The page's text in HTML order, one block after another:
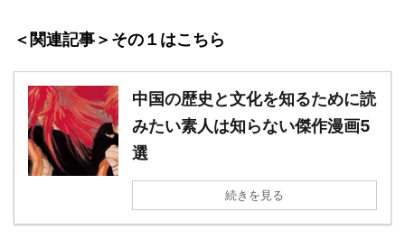
＜関連記事＞その１はこちら
中国の歴史と文化を知るために読
みたい素人は知らない傑作漫画5
選
続きを見る